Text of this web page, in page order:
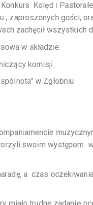
Kolęd i
, zaproszonych gości,
zachęcił wszystkich
w składzie:
komisji
w Zgłobniu
swoim występem
a czas